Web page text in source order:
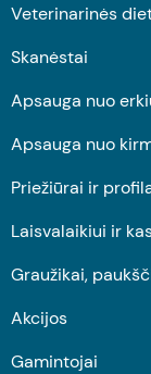
Veterinarinės
Skanėstai
Apsauga nuo
Apsauga nuo
Priežiūrai ir
Laisvalaikiui ir
Graužikai,
Akcijos
Gamintojai